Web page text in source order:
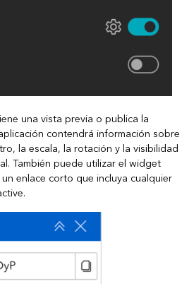
una vista previa o publica la
contendrá información sobre
la escala, la rotación y la visibilidad
También puede utilizar el widget
enlace corto que incluya cualquier